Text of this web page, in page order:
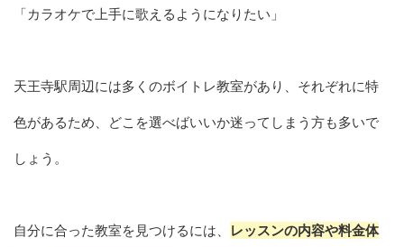
「カラオケで上手に歌えるようになりたい」
天王寺駅周辺には多くのボイトレ教室があり、それぞれに特
色があるため、どこを選べばいいか迷ってしまう方も多いで
しょう。
自分に合った教室を見つけるには、 レッスンの内容や料金体